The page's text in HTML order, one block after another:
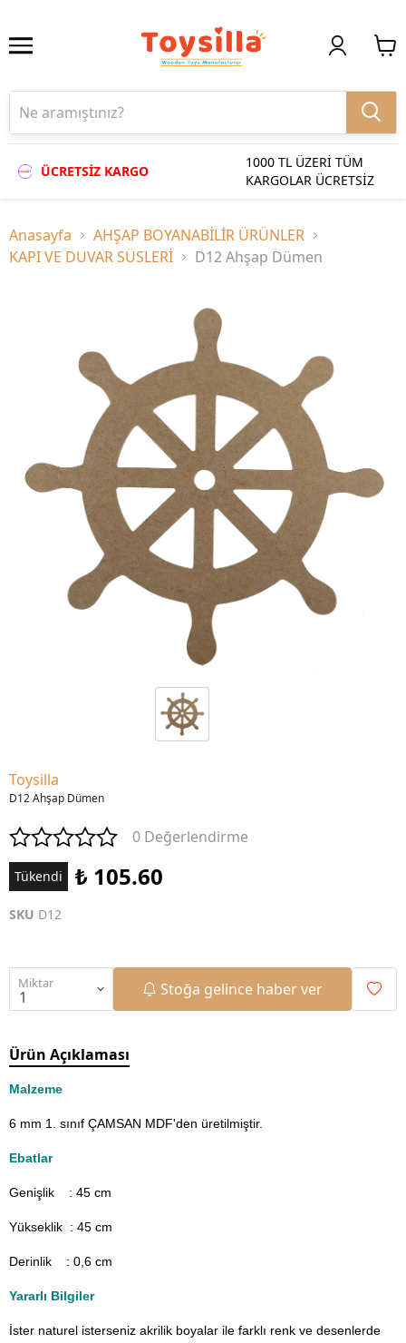
ÜCRETSİZ KARGO
1000 TL ÜZERİ TÜM
KARGOLAR ÜCRETSİZ
Anasayfa
AHŞAP BOYANABİLİR ÜRÜNLER
KAPI VE DUVAR SÜSLERİ
D12 Ahşap Dümen
Toysilla
D12 Ahşap Dümen
0 Değerlendirme
Tükendi ₺ 105.60
SKU D12
Miktar Stoğa gelince haber ver
Ürün Açıklaması
Malzeme
6 mm 1. sınıf ÇAMSAN MDF'den üretilmiştir.
Ebatlar
Genişlik : 45 cm
Yükseklik : 45 cm
Derinlik : 0,6 cm
Yararlı Bilgiler
İster naturel isterseniz akrilik boyalar ile farklı renk ve desenlerde